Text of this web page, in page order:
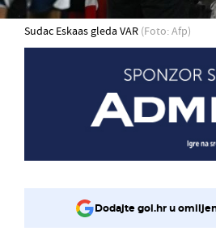
Sudac Eskaas gleda VAR (Foto: Afp)
Dodajte gol.hr u